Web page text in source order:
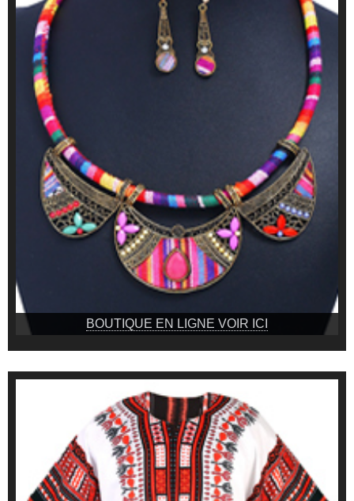
BOUTIQUE EN LIGNE VOIR ICI